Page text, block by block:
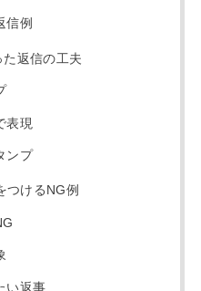
信例
返信の工夫
表現
ンプ
つけるNG例
い返事